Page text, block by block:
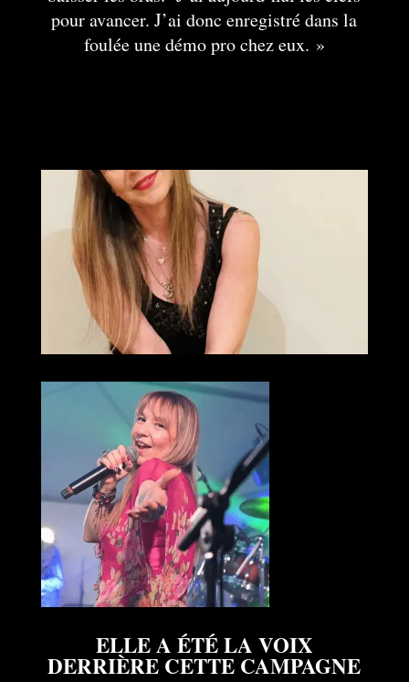
pour avancer. J’ai donc enregistré dans la
foulée une démo pro chez eux. »
ELLE A ÉTÉ LA VOIX
DERRIÈRE CETTE CAMPAGNE